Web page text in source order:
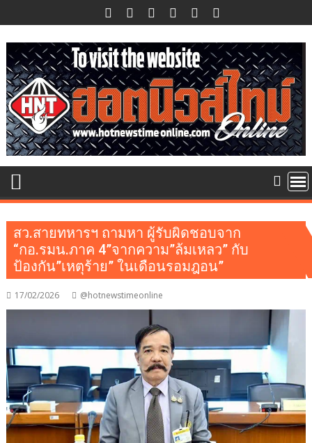
to
content
สว.สายทหารฯ ถามหา ผู้รับผิดชอบจาก
“กอ.รมน.ภาค 4”จากความ”ล้มเหลว” กับ
ป้องกัน”เหตุร้าย” ในเดือนรอมฎอน”
17/02/2026 @hotnewstimeonline